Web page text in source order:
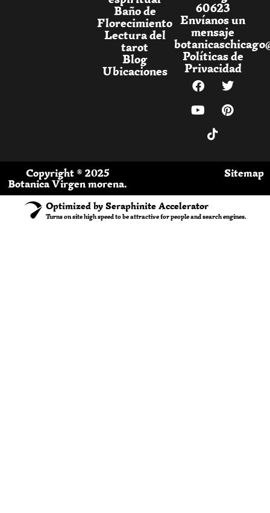
Baño de
Florecimiento
Lectura del
tarot
Blog
Ubicaciones
60623
Envíanos un
mensaje
Políticas de
Privacidad
Copyright ® 2025
Botanica Virgen morena.
Sitemap
Optimized by Seraphinite Accelerator
Turns on site high speed to be attractive for people and search engines.